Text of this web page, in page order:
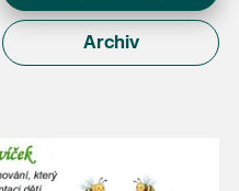
Archiv